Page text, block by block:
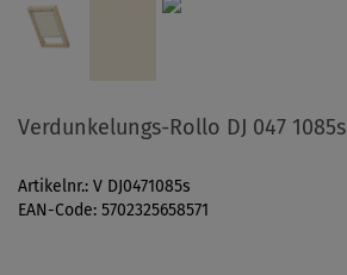
Verdunkelungs-Rollo DJ 047 1085s
Artikelnr.: V DJ0471085s
EAN-Code: 5702325658571